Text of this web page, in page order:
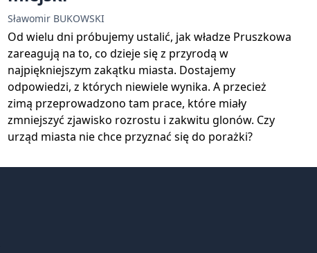
Sławomir BUKOWSKI
Od wielu dni próbujemy ustalić, jak władze Pruszkowa
zareagują na to, co dzieje się z przyrodą w
najpiękniejszym zakątku miasta. Dostajemy
odpowiedzi, z których niewiele wynika. A przecież
zimą przeprowadzono tam prace, które miały
zmniejszyć zjawisko rozrostu i zakwitu glonów. Czy
urząd miasta nie chce przyznać się do porażki?